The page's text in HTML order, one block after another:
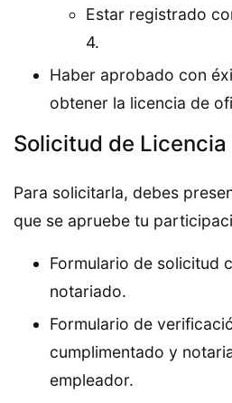
Estar registrado
4.
Haber aprobado con
obtener la licencia de
Solicitud de Licencia
Para solicitarla, debes
que se apruebe tu
Formulario de solicitud
notariado.
Formulario de
cumplimentado y
empleador.